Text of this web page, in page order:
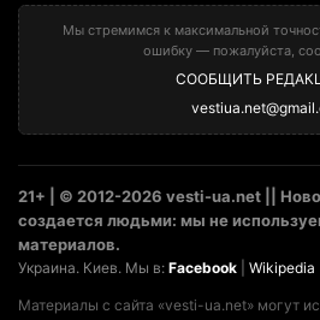
Мы стремимся к максимальной
ошибку — пожалуйста,
СООБЩИТЬ
21+ | © 2012-2026 vesti-ua.net ||
создается людьми: мы не
материалов.
Украина. Киев. Мы в: Facebook Wikipedia
Материалы с сайта «vesti-ua.net» могут